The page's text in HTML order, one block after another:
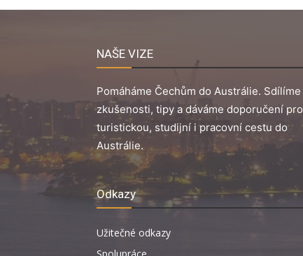
NAŠE VIZE
Pomáháme Čechům do Austrálie. Sdílíme
zkušenosti, tipy a dáváme doporučení pro
turistickou, studijní i pracovní cestu do
Austrálie.
Odkazy
Užitečné odkazy